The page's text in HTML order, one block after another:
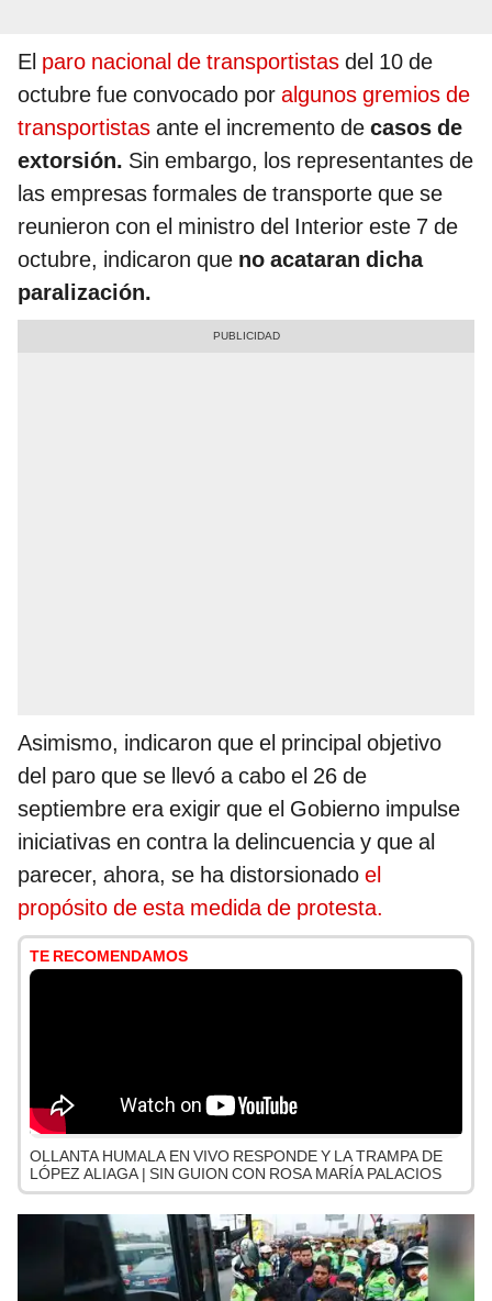
El paro nacional de transportistas del 10 de
octubre fue convocado por algunos gremios de
transportistas ante el incremento de casos de
extorsión. Sin embargo, los representantes de
las empresas formales de transporte que se
reunieron con el ministro del Interior este 7 de
octubre, indicaron que no acataran dicha
paralización.
Asimismo, indicaron que el principal objetivo
del paro que se llevó a cabo el 26 de
septiembre era exigir que el Gobierno impulse
iniciativas en contra la delincuencia y que al
parecer, ahora, se ha distorsionado el
propósito de esta medida de protesta.
TE RECOMENDAMOS
OLLANTA HUMALA EN VIVO RESPONDE Y LA TRAMPA DE
LÓPEZ ALIAGA | SIN GUION CON ROSA MARÍA PALACIOS